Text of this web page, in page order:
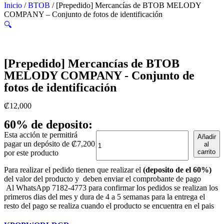
Inicio /BTOB / [Prepedido] Mercancías de BTOB MELODY
COMPANY – Conjunto de fotos de identificación
🔍
[Prepedido] Mercancías de BTOB
MELODY COMPANY - Conjunto de
fotos de identificación
₡12,000
60% de deposito:
Esta acción te permitirá
pagar un depósito de ₡7,200
por este producto
Mercancías
BTOB
MELODY
COMPANY
-
Conjunto
de
Añadir
al
carrito
Para realizar el pedido tienen que realizar el (deposito de el 60%)
del valor del producto y deben enviar el comprobante de pago
Al WhatsApp 7182-4773 para confirmar los pedidos se realizan los
primeros dias del mes y dura de 4 a 5 semanas para la entrega el
resto del pago se realiza cuando el producto se encuentra en el pais